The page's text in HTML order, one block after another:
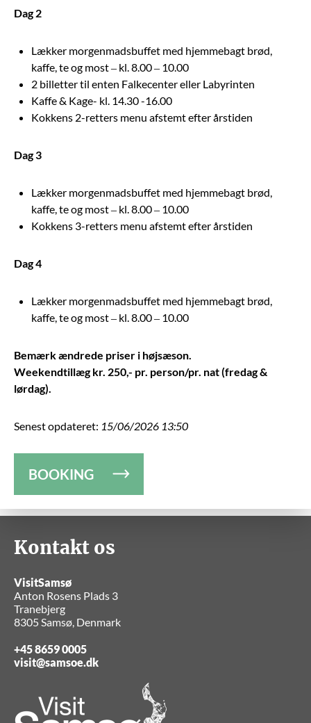
Dag 2
Lækker morgenmadsbuffet med hjemmebagt brød,
kaffe, te og most – kl. 8.00 – 10.00
2 billetter til enten Falkecenter eller Labyrinten
Kaffe & Kage- kl. 14.30 -16.00
Kokkens 2-retters menu afstemt efter årstiden
Dag 3
Lækker morgenmadsbuffet med hjemmebagt brød,
kaffe, te og most – kl. 8.00 – 10.00
Kokkens 3-retters menu afstemt efter årstiden
Dag 4
Lækker morgenmadsbuffet med hjemmebagt brød,
kaffe, te og most – kl. 8.00 – 10.00
Bemærk ændrede priser i højsæson.
Weekendtillæg kr. 250,- pr. person/pr. nat (fredag &
lørdag).
Senest opdateret: 15/06/2026 13:50
BOOKING
Kontakt os
VisitSamsø
Anton Rosens Plads 3
Tranebjerg
8305 Samsø, Denmark
+45 8659 0005
visit@samsoe.dk